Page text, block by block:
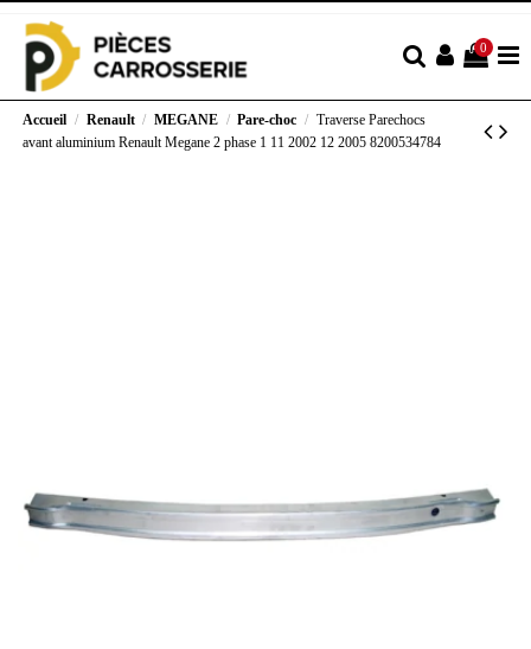
0
Accueil Renault MEGANE Pare-choc
Traverse Parechocs
avant aluminium Renault Megane 2 phase 1 11 2002 12 2005 8200534784